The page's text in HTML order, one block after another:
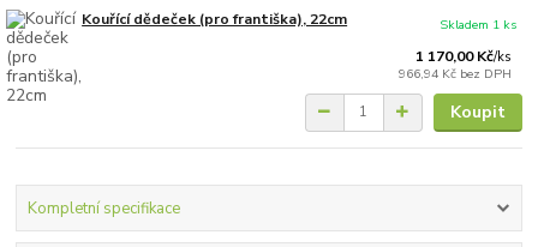
Kouřící dědeček (pro františka), 22cm
1 170,00 Kč/ks
966,94 Kč bez DPH
Skladem 1 ks
Koupit
Kompletní specifikace